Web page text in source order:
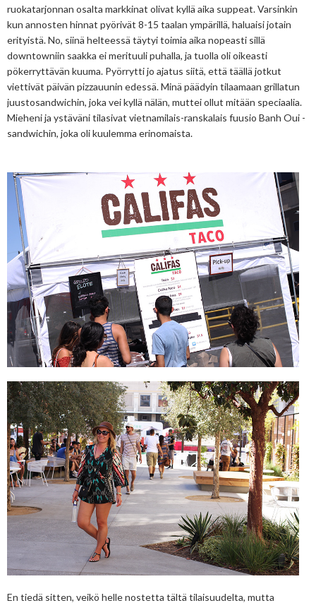
ruokatarjonnan osalta markkinat olivat kyllä aika suppeat. Varsinkin
kun annosten hinnat pyörivät 8-15 taalan ympärillä, haluaisi jotain
erityistä. No, siinä helteessä täytyi toimia aika nopeasti sillä
downtowniin saakka ei merituuli puhalla, ja tuolla oli oikeasti
pökerryttävän kuuma. Pyörrytti jo ajatus siitä, että täällä jotkut
viettivät päivän pizzauunin edessä. Minä päädyin tilaamaan grillatun
juustosandwichin, joka vei kyllä nälän, muttei ollut mitään speciaalia.
Mieheni ja ystäväni tilasivat vietnamilais-ranskalais fuusio Banh Oui -
sandwichin, joka oli kuulemma erinomaista.
En tiedä sitten, veikö helle nostetta tältä tilaisuudelta, mutta